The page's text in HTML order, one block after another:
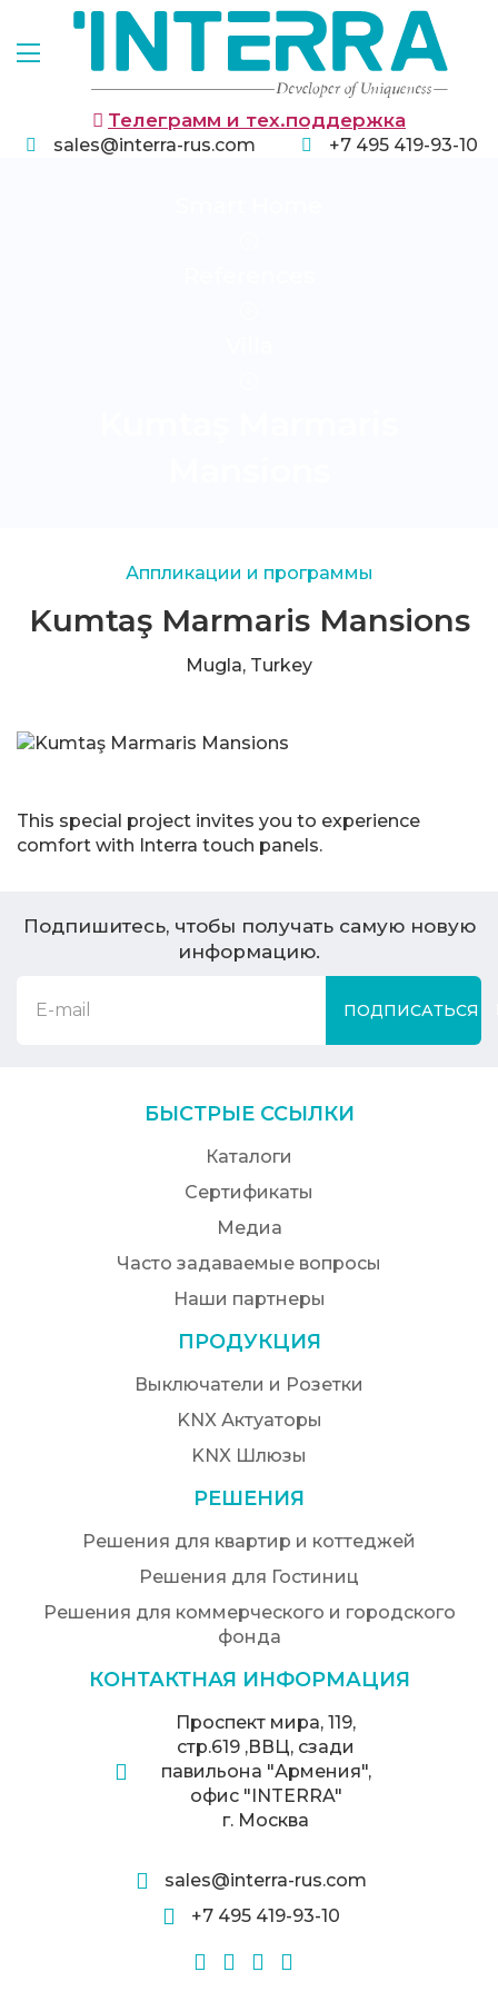
Телеграмм и тех.поддержка
sales@interra-rus.com +7 495 419-93-10
Аппликации и программы
Kumtaş Marmaris Mansions
Mugla, Turkey
This special project invites you to experience
comfort with Interra touch panels.
Подпишитесь, чтобы получать самую новую
информацию.
ПОДПИСАТЬСЯ
БЫСТРЫЕ ССЫЛКИ
Каталоги
Сертификаты
Медиа
Часто задаваемые вопросы
Наши партнеры
ПРОДУКЦИЯ
Выключатели и Розетки
KNX Актуаторы
KNX Шлюзы
РЕШЕНИЯ
Решения для квартир и коттеджей
Решения для Гостиниц
Решения для коммерческого и городского
фонда
КОНТАКТНАЯ ИНФОРМАЦИЯ
Проспект мира, 119,
стр.619 ,ВВЦ, сзади
павильона "Армения",
офис "INTERRA"
г. Москва
sales@interra-rus.com
+7 495 419-93-10